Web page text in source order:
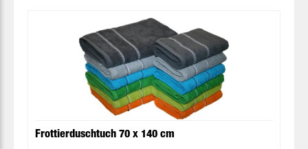
Frottierduschtuch 70 x 140 cm